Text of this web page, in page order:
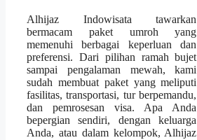
Alhijaz Indowisata tawarkan
bermacam paket umroh yang
memenuhi berbagai keperluan dan
preferensi. Dari pilihan ramah bujet
sampai pengalaman mewah, kami
sudah membuat paket yang meliputi
fasilitas, transportasi, tur berpemandu,
dan pemrosesan visa. Apa Anda
bepergian sendiri, dengan keluarga
Anda, atau dalam kelompok, Alhijaz